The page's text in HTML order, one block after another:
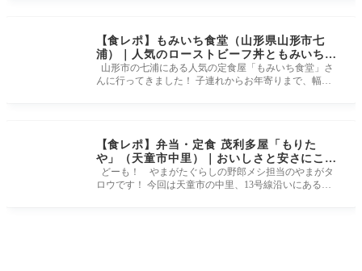
【食レポ】もみいち食堂（山形県山形市七
浦）｜人気のローストビーフ丼ともみいち定
食
山形市の七浦にある人気の定食屋「もみいち食堂」さ
んに行ってきました！ 子連れからお年寄りまで、幅広
【食レポ】弁当・定食 茂利多屋「もりた
や」（天童市中里）｜おいしさと安さにこだ
わった地元に愛されるお店
どーも！ やまがたぐらしの野郎メシ担当のやまがタ
ロウです！ 今回は天童市の中里、13号線沿いにある